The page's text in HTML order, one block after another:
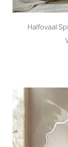
Halfovaal